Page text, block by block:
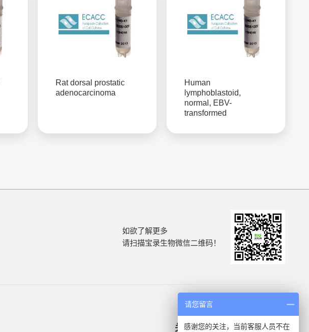
Rat dorsal prostatic
adenocarcinoma
Human
lymphoblastoid,
normal, EBV-
transformed
如欲了解更多
请扫描宝录生物微信二维码！
关于我们 产品信息
请您留言
感谢您的关注，当前客服人员不在